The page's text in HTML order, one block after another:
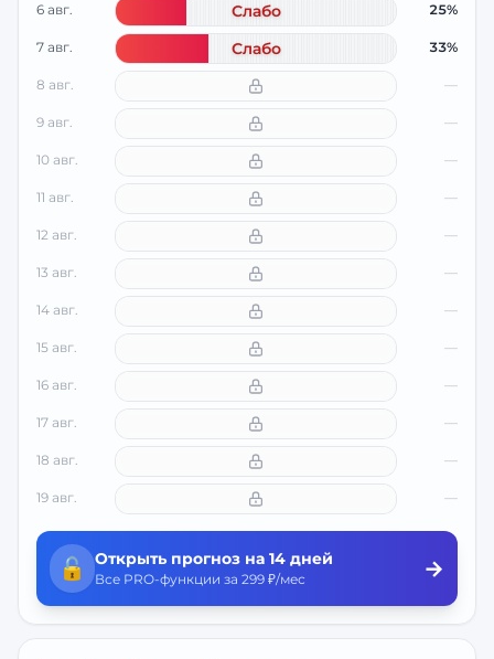
6 авг. Слабо 25%
7 авг. Слабо 33%
8 авг. —
9 авг. —
10 авг. —
11 авг. —
12 авг. —
13 авг. —
14 авг. —
15 авг. —
16 авг. —
17 авг. —
18 авг. —
19 авг. —
🔓 Открыть прогноз на 14 дней
Все PRO-функции за 299 ₽/мес →